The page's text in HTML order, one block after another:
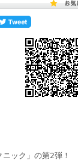
ック」の第2弾！